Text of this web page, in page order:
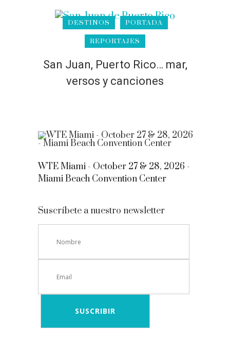
DESTINOS PORTADA
REPORTAJES
San Juan, Puerto Rico… mar,
versos y canciones
WTE Miami - October 27 & 28, 2026 -
Miami Beach Convention Center
Suscríbete a nuestro newsletter